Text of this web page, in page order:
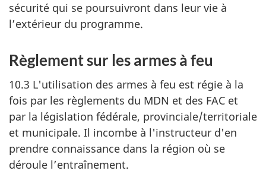
sécurité qui se poursuivront dans leur vie à
l’extérieur du programme.
Règlement sur les armes à feu
10.3 L'utilisation des armes à feu est régie à la
fois par les règlements du MDN et des FAC et
par la législation fédérale, provinciale/territoriale
et municipale. Il incombe à l'instructeur d'en
prendre connaissance dans la région où se
déroule l’entraînement.